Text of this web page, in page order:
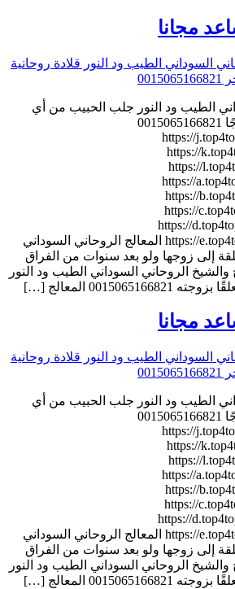
مجانا
الطيب ود النور جلب الحبيب من أي
مكان حتى لو كان متزوجًا 0015065166821
https://
https://
https://
https://
https://
https://
https://
https://e.top4top.io/p_3610zyovf8.jpg المعالج الروحاني السوداني
إلى زوجها ولو بعد سنوات من الفراق
المعالج والشيخ الروحاني السوداني الطيب ود النور
المعالج […]
مجانا
الطيب ود النور جلب الحبيب من أي
مكان حتى لو كان متزوجًا 0015065166821
https://
https://
https://
https://
https://
https://
https://
https://e.top4top.io/p_3610zyovf8.jpg المعالج الروحاني السوداني
إلى زوجها ولو بعد سنوات من الفراق
المعالج والشيخ الروحاني السوداني الطيب ود النور
المعالج […]